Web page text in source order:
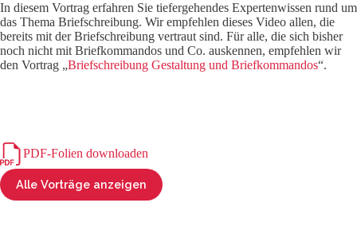
In diesem Vortrag erfahren Sie tiefergehendes Expertenwissen rund um
das Thema Briefschreibung. Wir empfehlen dieses Video allen, die
bereits mit der Briefschreibung vertraut sind. Für alle, die sich bisher
noch nicht mit Briefkommandos und Co. auskennen, empfehlen wir
den Vortrag „Briefschreibung Gestaltung und Briefkommandos“.
PDF-Folien downloaden
Alle Vorträge anzeigen